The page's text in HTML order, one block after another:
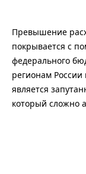
Превышение
покрывается с
федерального
регионам
является
который сложно